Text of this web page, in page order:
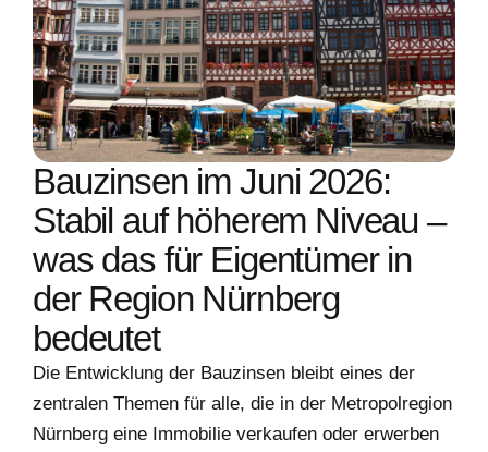
Bauzinsen im Juni 2026:
Stabil auf höherem Niveau –
was das für Eigentümer in
der Region Nürnberg
bedeutet
Die Entwicklung der Bauzinsen bleibt eines der
zentralen Themen für alle, die in der Metropolregion
Nürnberg eine Immobilie verkaufen oder erwerben